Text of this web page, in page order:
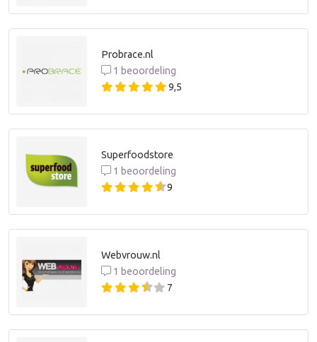
Probrace.nl
1 beoordeling
9,5
Superfoodstore
1 beoordeling
9
Webvrouw.nl
1 beoordeling
7